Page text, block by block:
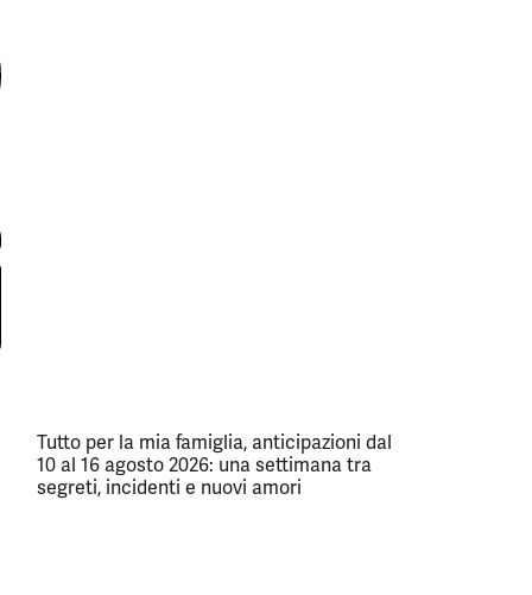
Tutto per la mia famiglia, anticipazioni dal
10 al 16 agosto 2026: una settimana tra
segreti, incidenti e nuovi amori